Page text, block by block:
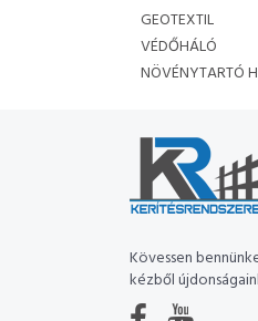
GEOTEXTIL
VÉDŐHÁLÓ
NÖVÉNYTARTÓ
Kövessen
kézből